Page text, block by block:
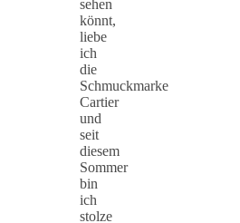
sehen
könnt,
liebe
ich
die
Schmuckmarke
Cartier
und
seit
diesem
Sommer
bin
ich
stolze